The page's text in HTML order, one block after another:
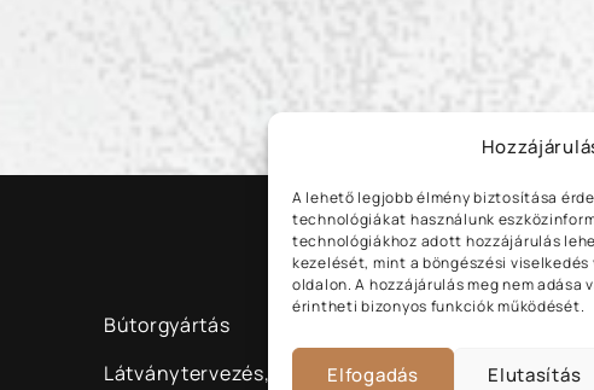
A lehető legjobb élmény biztosítása
technológiákat használunk
technológiákhoz adott hozzájárulás
kezelését, mint a böngészési
oldalon. A hozzájárulás meg nem adása
érintheti bizonyos funkciók működését.
Elfogadás Elutasítás
Bútorgyártás
Látványtervezés,
Referenciák